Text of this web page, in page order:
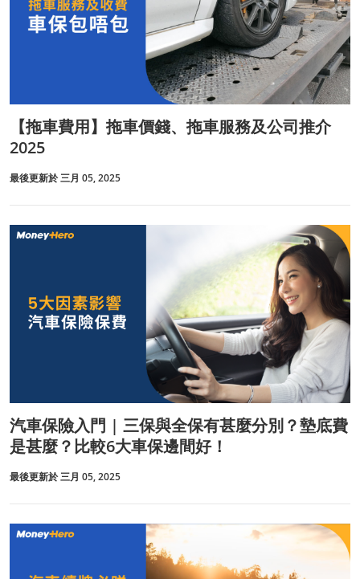
【拖車費用】拖車價錢、拖車服務及公司推介
2025
最後更新於 三月 05, 2025
汽車保險入門 | 三保與全保有甚麼分別？墊底費
是甚麼？比較6大車保邊間好！
最後更新於 三月 05, 2025